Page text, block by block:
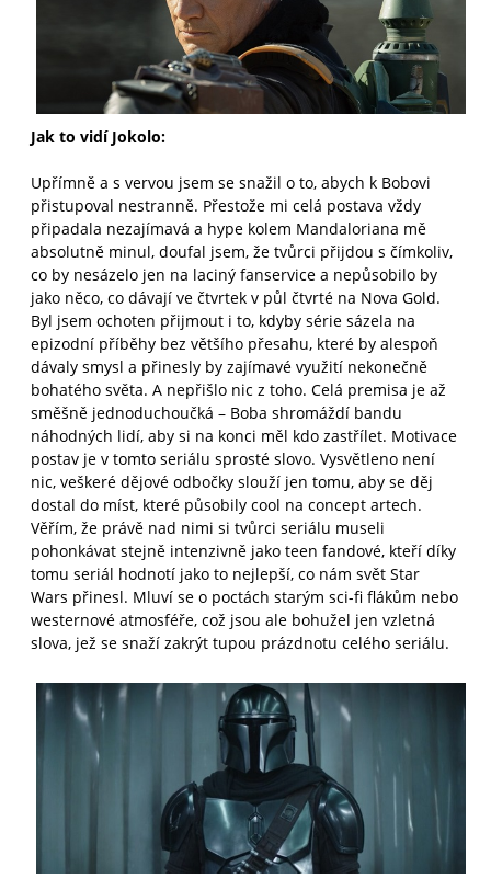
Jak to vidí Jokolo:
Upřímně a s vervou jsem se snažil o to, abych k Bobovi
přistupoval nestranně. Přestože mi celá postava vždy
připadala nezajímavá a hype kolem Mandaloriana mě
absolutně minul, doufal jsem, že tvůrci přijdou s čímkoliv,
co by nesázelo jen na laciný fanservice a nepůsobilo by
jako něco, co dávají ve čtvrtek v půl čtvrté na Nova Gold.
Byl jsem ochoten přijmout i to, kdyby série sázela na
epizodní příběhy bez většího přesahu, které by alespoň
dávaly smysl a přinesly by zajímavé využití nekonečně
bohatého světa. A nepřišlo nic z toho. Celá premisa je až
směšně jednoduchoučká – Boba shromáždí bandu
náhodných lidí, aby si na konci měl kdo zastřílet. Motivace
postav je v tomto seriálu sprosté slovo. Vysvětleno není
nic, veškeré dějové odbočky slouží jen tomu, aby se děj
dostal do míst, které působily cool na concept artech.
Věřím, že právě nad nimi si tvůrci seriálu museli
pohonkávat stejně intenzivně jako teen fandové, kteří díky
tomu seriál hodnotí jako to nejlepší, co nám svět Star
Wars přinesl. Mluví se o poctách starým sci-fi flákům nebo
westernové atmosféře, což jsou ale bohužel jen vzletná
slova, jež se snaží zakrýt tupou prázdnotu celého seriálu.